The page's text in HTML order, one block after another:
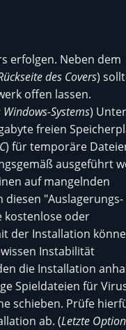
erfolgen. Neben dem
des Covers)
offen lassen.
Systems)
freien
) für temporäre
ausgeführt
auf mangelnden
diesen
kostenlose oder
der Installation
Instabilität
die Installation
Spieldateien für
schieben. Prüfe
ab. (Letzte